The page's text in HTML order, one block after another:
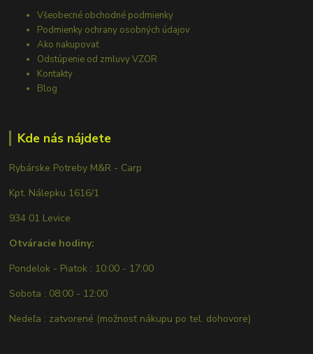
Všeobecné obchodné podmienky
Podmienky ochrany osobných údajov
Ako nakupovať
Odstúpenie od zmluvy VZOR
Kontakty
Blog
Kde nás nájdete
Rybárske Potreby M&R - Carp
Kpt. Nálepku 1616/1
934 01 Levice
Otváracie hodiny:
Pondelok - Piatok : 10:00 - 17:00
Sobota : 08:00 - 12:00
Nedeľa : zatvorené (možnosť nákupu po tel. dohovore)